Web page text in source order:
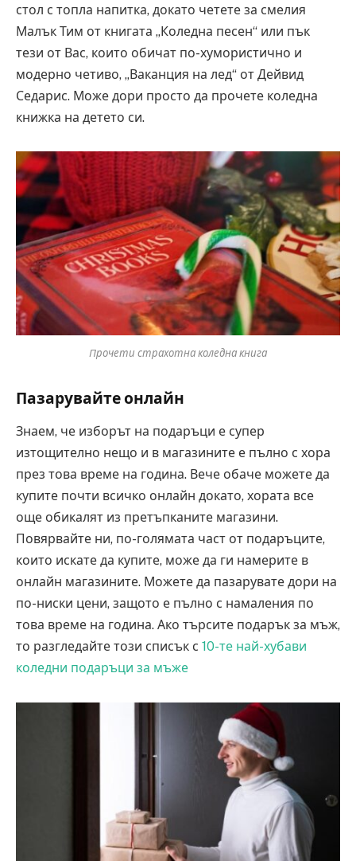
стол с топла напитка, докато четете за смелия
Малък Тим от книгата „Коледна песен“ или пък
тези от Вас, които обичат по-хумористично и
модерно четиво, „Ваканция на лед“ от Дейвид
Седарис. Може дори просто да прочете коледна
книжка на детето си.
Прочети страхотна коледна книга
Пазарувайте онлайн
Знаем, че изборът на подаръци е супер
изтощително нещо и в магазините е пълно с хора
през това време на година. Вече обаче можете да
купите почти всичко онлайн докато, хората все
още обикалят из претъпканите магазини.
Повярвайте ни, по-голямата част от подаръците,
които искате да купите, може да ги намерите в
онлайн магазините. Можете да пазарувате дори на
по-ниски цени, защото е пълно с намаления по
това време на година. Ако търсите подарък за мъж,
то разгледайте този списък с 10-те най-хубави
коледни подаръци за мъже